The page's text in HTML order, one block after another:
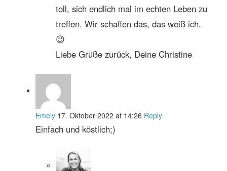
toll, sich endlich mal im echten Leben zu
treffen. Wir schaffen das, das weiß ich.
😉
Liebe Grüße zurück, Deine Christine
Emely 17. Oktober 2022 at 14:26 Reply
Einfach und köstlich;)